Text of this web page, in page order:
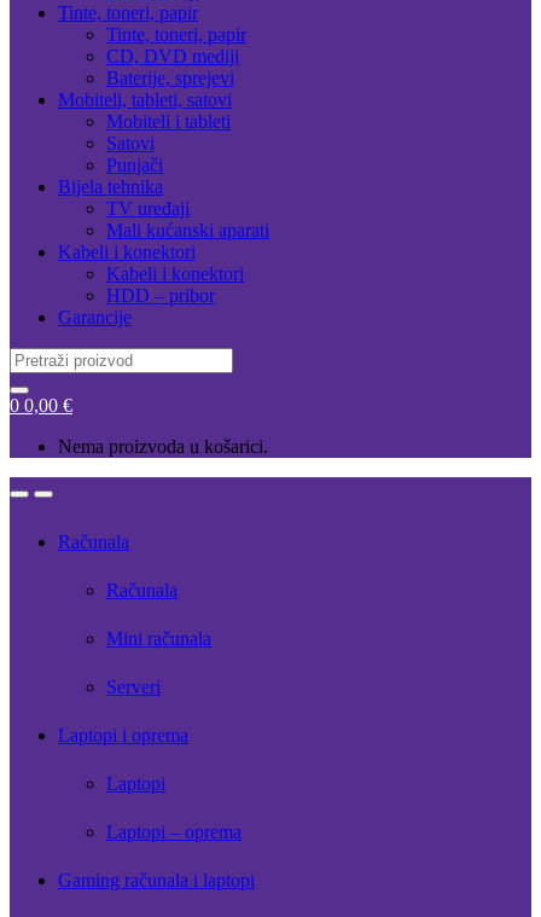
Tinte, toneri, papir
Tinte, toneri, papir
CD, DVD mediji
Baterije, sprejevi
Mobiteli, tableti, satovi
Mobiteli i tableti
Satovi
Punjači
Bijela tehnika
TV uređaji
Mali kućanski aparati
Kabeli i konektori
Kabeli i konektori
HDD – pribor
Garancije
Search
for:
0 0,00 €
Nema proizvoda u košarici.
OpenClose
Računala
Računala
Mini računala
Serveri
Laptopi i oprema
Laptopi
Laptopi – oprema
Gaming računala i laptopi